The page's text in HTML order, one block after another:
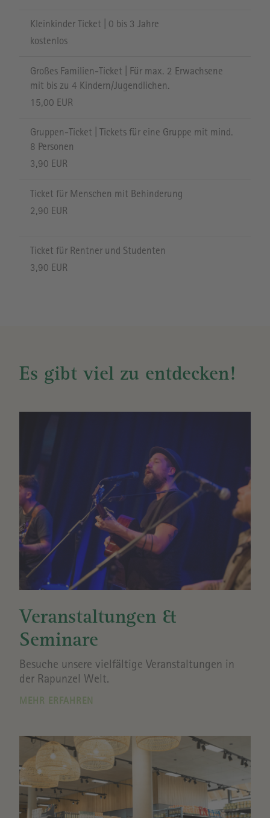
Kleinkinder Ticket | 0 bis 3 Jahre
kostenlos
Großes Familien-Ticket | Für max. 2 Erwachsene
mit bis zu 4 Kindern/Jugendlichen.
15,00 EUR
Gruppen-Ticket | Tickets für eine Gruppe mit mind.
8 Personen
3,90 EUR
Ticket für Menschen mit Behinderung
2,90 EUR
Ticket für Rentner und Studenten
3,90 EUR
Es gibt viel zu entdecken!
Veranstaltungen &
Seminare
Besuche unsere vielfältige Veranstaltungen in
der Rapunzel Welt.
MEHR ERFAHREN